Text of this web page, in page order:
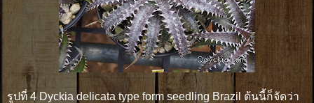
รูปที่ 4 Dyckia delicata type form seedling Brazil ต้นนี้ก็จัดว่า